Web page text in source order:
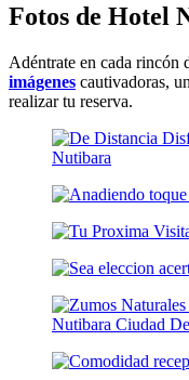
Fotos de Hotel
Adéntrate en cada rincón
imágenes cautivadoras,
realizar tu reserva.